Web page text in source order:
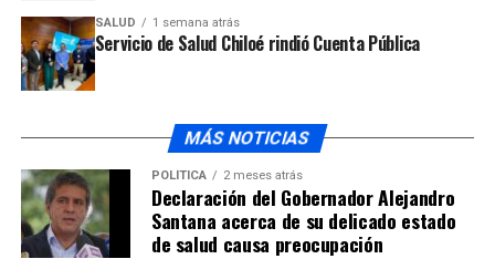
SALUD 1 semana atrás
Servicio de Salud Chiloé rindió Cuenta Pública
MÁS NOTICIAS
POLÍTICA 2 meses atrás
Declaración del Gobernador Alejandro
Santana acerca de su delicado estado
de salud causa preocupación